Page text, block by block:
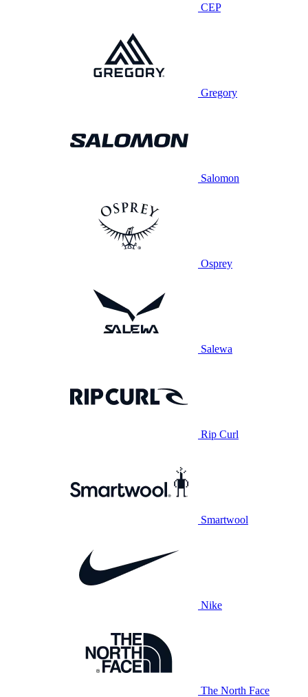
CEP
Gregory
Salomon
Osprey
Salewa
Rip Curl
Smartwool
Nike
The North Face